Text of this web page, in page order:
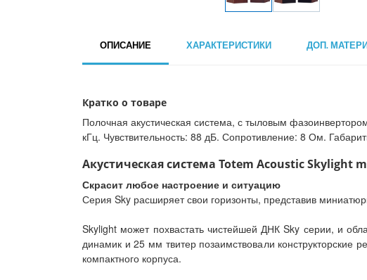
ОПИСАНИЕ ХАРАКТЕРИСТИКИ ДОП.
Кратко о товаре
Полочная акустическая система, с тыловым
кГц. Чувствительность: 88 дБ. Сопротивление: 8 Ом.
Акустическая система Totem Acoustic Skylight
Скрасит любое настроение и ситуацию
Серия Sky расширяет свои горизонты, представив
Skylight может похвастать чистейшей ДНК Sky серии, и
динамик и 25 мм твитер позаимствовали
компактного корпуса.